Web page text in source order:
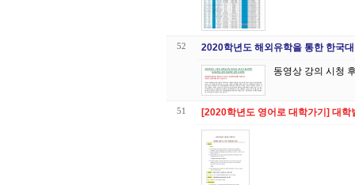
52 2020학년도 해외유학을 통한 한국
51 [2020학년도 영어로 대학가기] 대